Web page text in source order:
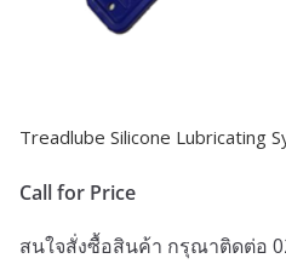
Treadlube Silicone Lubricating
Call for Price
สนใจสั่งซื้อสินค้า กรุณาติดต่อ